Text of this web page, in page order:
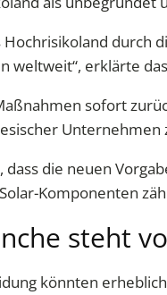
Hochrisikoland durch
weltweit“, erklärte
sofort
die neuen
Komponenten
steht
könnten